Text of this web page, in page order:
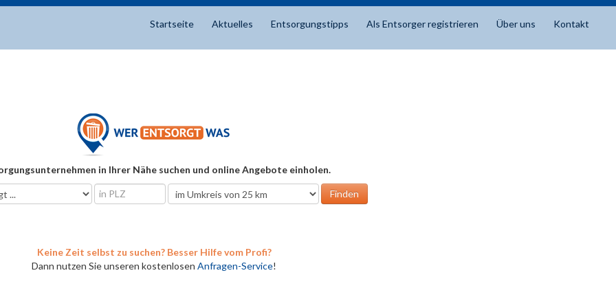
Startseite Aktuelles Entsorgungstipps Als Entsorger registrieren Über uns Kontakt
in Ihrer Nähe suchen und online Angebote einholen.
Keine Zeit selbst zu suchen? Besser Hilfe vom Profi?
Dann nutzen Sie unseren kostenlosen Anfragen-Service!